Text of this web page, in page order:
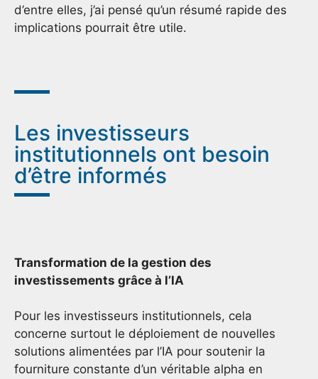
d’entre elles, j’ai pensé qu’un résumé rapide des
implications pourrait être utile.
Les investisseurs
institutionnels ont besoin
d’être informés
Transformation de la gestion des
investissements grâce à l’IA
Pour les investisseurs institutionnels, cela
concerne surtout le déploiement de nouvelles
solutions alimentées par l’IA pour soutenir la
fourniture constante d’un véritable alpha en